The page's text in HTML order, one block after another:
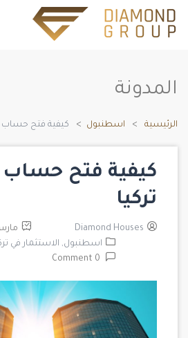
المدونة
الرئيسية اسطنبول كيفية فتح حساب
كيفية فتح حساب
تركيا
Diamond Houses
مارس 20,
اسطنبول, الاستثمار في